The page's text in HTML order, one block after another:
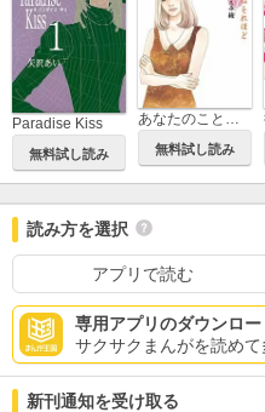
Paradise Kiss
無料試し読み
あなたのことはそれほど
無料試し読み
読み方を選択
アプリで読む
専用アプリのダウンロー
サクサクまんがを読めて
新刊通知を受け取る